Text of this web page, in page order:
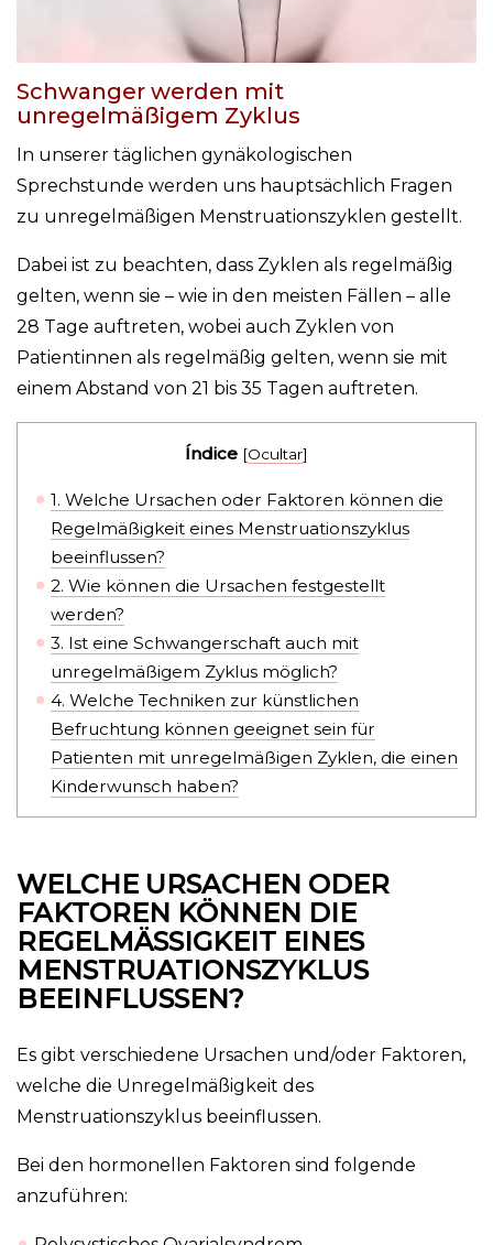
Schwanger werden mit
unregelmäßigem Zyklus
In unserer täglichen gynäkologischen
Sprechstunde werden uns hauptsächlich Fragen
zu unregelmäßigen Menstruationszyklen gestellt.
Dabei ist zu beachten, dass Zyklen als regelmäßig
gelten, wenn sie – wie in den meisten Fällen – alle
28 Tage auftreten, wobei auch Zyklen von
Patientinnen als regelmäßig gelten, wenn sie mit
einem Abstand von 21 bis 35 Tagen auftreten.
Índice [Ocultar]
1. Welche Ursachen oder Faktoren können die
Regelmäßigkeit eines Menstruationszyklus
beeinflussen?
2. Wie können die Ursachen festgestellt
werden?
3. Ist eine Schwangerschaft auch mit
unregelmäßigem Zyklus möglich?
4. Welche Techniken zur künstlichen
Befruchtung können geeignet sein für
Patienten mit unregelmäßigen Zyklen, die einen
Kinderwunsch haben?
WELCHE URSACHEN ODER
FAKTOREN KÖNNEN DIE
REGELMÄSSIGKEIT EINES M
ENSTRUATIONSZYKLUS B
EEINFLUSSEN?
Es gibt verschiedene Ursachen und/oder Faktoren,
welche die Unregelmäßigkeit des
Menstruationszyklus beeinflussen.
Bei den hormonellen Faktoren sind folgende
anzuführen: